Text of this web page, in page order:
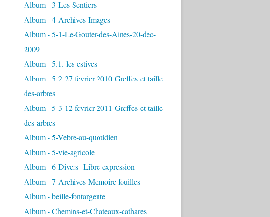
Album - 3-Les-Sentiers
Album - 4-Archives-Images
Album - 5-1-Le-Gouter-des-Aines-20-dec-
2009
Album - 5.1.-les-estives
Album - 5-2-27-fevrier-2010-Greffes-et-taille-
des-arbres
Album - 5-3-12-fevrier-2011-Greffes-et-taille-
des-arbres
Album - 5-Vebre-au-quotidien
Album - 5-vie-agricole
Album - 6-Divers--Libre-expression
Album - 7-Archives-Memoire fouilles
Album - beille-fontargente
Album - Chemins-et-Chateaux-cathares